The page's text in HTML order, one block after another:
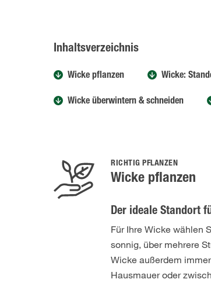
Inhaltsverzeichnis
Wicke pflanzen Wicke:
Wicke überwintern & schneiden
RICHTIG PFLANZEN
Wicke pflanzen
Der ideale Standort
Für Ihre Wicke wählen
sonnig, über mehrere
Wicke außerdem
Hausmauer oder